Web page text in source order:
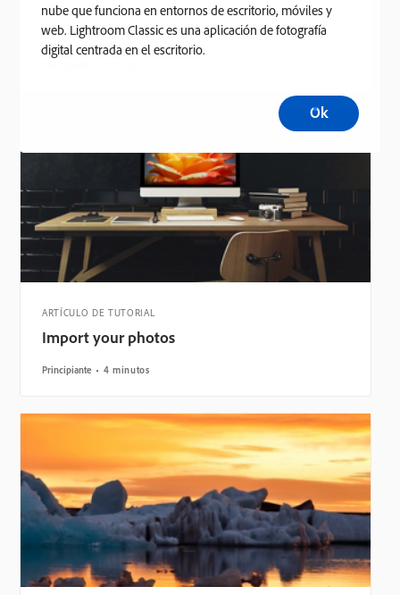
ARTÍCULO DE TUTORIAL
Conoce la distribución de Lightroom Classic
ARTÍCULO DE TUTORIAL
Import your photos
Principiante 4 minutos
nube que funciona en entornos de escritorio, móviles y
web. Lightroom Classic es una aplicación de fotografía
digital centrada en el escritorio.
Ok